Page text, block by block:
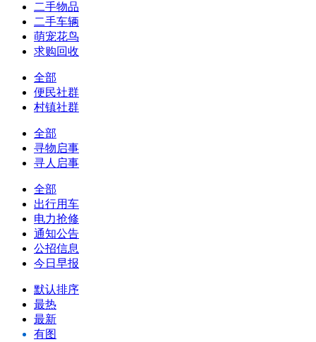
二手物品
二手车辆
萌宠花鸟
求购回收
全部
便民社群
村镇社群
全部
寻物启事
寻人启事
全部
出行用车
电力抢修
通知公告
公招信息
今日早报
默认排序
最热
最新
有图